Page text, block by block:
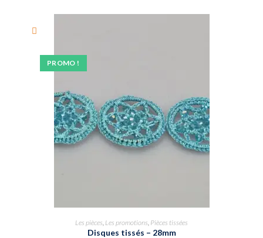
PROMO !
Les pièces, Les promotions, Pièces tissées
Disques tissés – 28mm